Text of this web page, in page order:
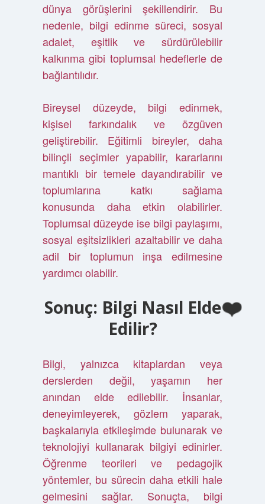
dünya görüşlerini şekillendirir. Bu
nedenle, bilgi edinme süreci, sosyal
adalet, eşitlik ve sürdürülebilir
kalkınma gibi toplumsal hedeflerle de
bağlantılıdır.
Bireysel düzeyde, bilgi edinmek,
kişisel farkındalık ve özgüven
geliştirebilir. Eğitimli bireyler, daha
bilinçli seçimler yapabilir, kararlarını
mantıklı bir temele dayandırabilir ve
toplumlarına katkı sağlama
konusunda daha etkin olabilirler.
Toplumsal düzeyde ise bilgi paylaşımı,
sosyal eşitsizlikleri azaltabilir ve daha
adil bir toplumun inşa edilmesine
yardımcı olabilir.
Sonuç: Bilgi Nasıl Elde
Edilir?
Bilgi, yalnızca kitaplardan veya
derslerden değil, yaşamın her
anından elde edilebilir. İnsanlar,
deneyimleyerek, gözlem yaparak,
başkalarıyla etkileşimde bulunarak ve
teknolojiyi kullanarak bilgiyi edinirler.
Öğrenme teorileri ve pedagojik
yöntemler, bu sürecin daha etkili hale
gelmesini sağlar. Sonuçta, bilgi